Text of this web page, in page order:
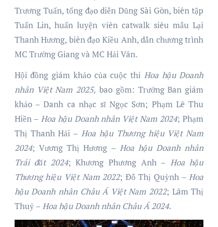
Trương Tuấn, tổng đạo diễn Dũng Sài Gòn, biên tập
Tuấn Lin, huấn luyện viên catwalk siêu mẫu Lại
Thanh Hương, biên đạo Kiều Anh, dẫn chương trình
MC Trường Giang và MC Hải Vân.
Hội đồng giám khảo của cuộc thi Hoa hậuDoanh
nhân Việt Nam 2025, bao gồm: Trưởng Ban giám
khảo – Danh ca nhạc sĩ Ngọc Sơn; Phạm Lê Thu
Hiền – Hoa hậu Doanh nhân Việt Nam 2024; Phạm
Thị Thanh Hải –Hoa hậu Thương hiệu Việt Nam
2024; Vương Thị Hương – Hoa hậu Doanh nhân
Trái đất 2024; Khương Phương Anh – Hoahậu
Thương hiệu Việt Nam 2022; Đỗ Thị Quỳnh –Hoa
hậu Doanh nhân Châu Á Việt Nam 2022; Lâm Thị
Thuỷ –Hoa hậu Doanh nhân Châu Á 2024.